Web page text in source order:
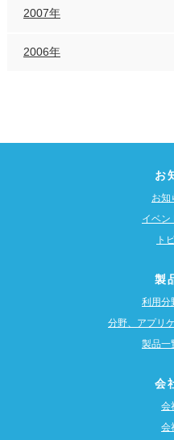
2007年
2006年
お
お知
イベン
ト
製
利用分
分野、アプリ
製品一
会
会
会